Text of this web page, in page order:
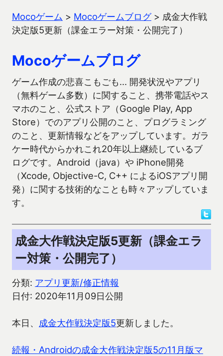
Mocoゲーム > Mocoゲームブログ> 成金大作戦
決定版5更新（課金エラー対策・公開完了）
Mocoゲームブログ
ゲーム作成の悲喜こもごも… 開発状況やアプリ
（無料ゲーム多数）に関すること、携帯電話やス
マホのこと、公式ストア（Google Play, App
Store）でのアプリ公開のこと、プログラミング
のこと、更新情報などをアップしています。ガラ
ケー時代からかれこれ20年以上継続しているブ
ログです。Android（java）や iPhone開発
（Xcode, Objective-C, C++ によるiOSアプリ開
発）に関する技術的なことも時々アップしていま
す。
成金大作戦決定版5更新（課金エラ
ー対策・公開完了）
分類: アプリ更新/修正情報
日付: 2020年11月09日公開
本日、 成金大作戦決定版5更新しました。
続報・Androidの成金大作戦決定版5の11月版マ